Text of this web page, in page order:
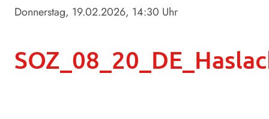
Donnerstag, 19.02.2026, 14:30 Uhr